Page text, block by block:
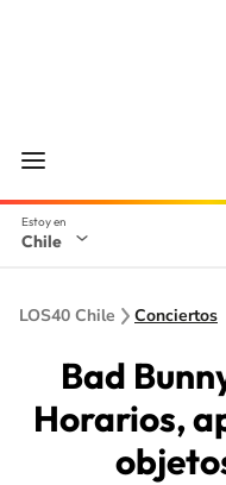
Chile
LOS40 Chile Conciertos
Bad
Horarios,